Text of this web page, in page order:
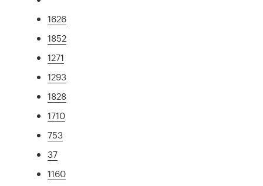
1626
1852
1271
1293
1828
1710
753
37
1160